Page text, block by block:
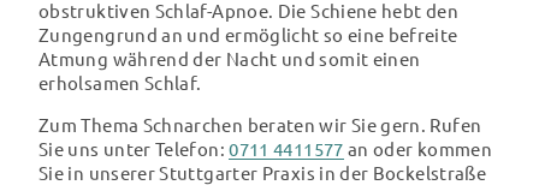
obstruktiven Schlaf-Apnoe. Die Schiene hebt den
Zungengrund an und ermöglicht so eine befreite
Atmung während der Nacht und somit einen
erholsamen Schlaf.
Zum Thema Schnarchen beraten wir Sie gern. Rufen
Sie uns unter Telefon:0711 4411577 an oder kommen
Sie in unserer Stuttgarter Praxis in der Bockelstraße